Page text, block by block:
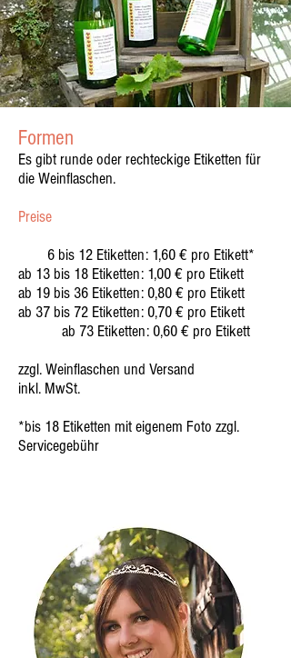
Formen
Es gibt runde oder rechteckige Etiketten für
die Weinflaschen.
Preise
6 bis 12 Etiketten: 1,60 € pro Etikett*
ab 13 bis 18 Etiketten: 1,00 € pro Etikett
ab 19 bis 36 Etiketten: 0,80 € pro Etikett
ab 37 bis 72 Etiketten: 0,70 € pro Etikett
ab 73 Etiketten: 0,60 € pro Etikett
zzgl. Weinflaschen und Versand
inkl. MwSt.
*bis 18 Etiketten mit eigenem Foto zzgl.
Servicegebühr